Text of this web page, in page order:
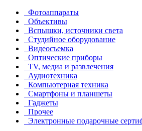
Фотоаппараты
Объективы
Вспышки, источники света
Студийное оборудование
Видеосъемка
Оптические приборы
TV, медиа и развлечения
Аудиотехника
Компьютерная техника
Смартфоны и планшеты
Гаджеты
Прочее
Электронные подарочные